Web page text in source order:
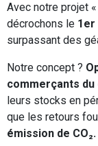
Avec notre projet «
décrochons le 1er
surpassant des
Notre concept ?
commerçants
leurs stocks en
que les retours
émission de CO₂.